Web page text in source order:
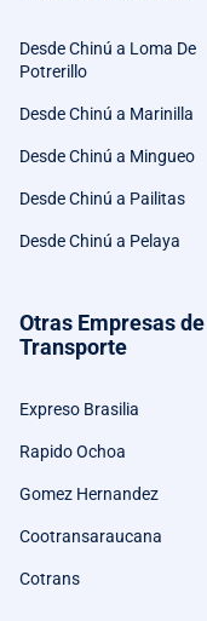
Desde Chinú a Loma De
Potrerillo
Desde Chinú a Marinilla
Desde Chinú a Mingueo
Desde Chinú a Pailitas
Desde Chinú a Pelaya
Otras Empresas de
Transporte
Expreso Brasilia
Rapido Ochoa
Gomez Hernandez
Cootransaraucana
Cotrans